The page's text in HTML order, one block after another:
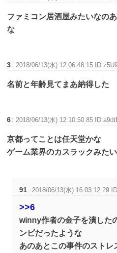
ファミコン居酒屋みたいなの
な
3 :2018/06/13(水) 12:06:48.15
名前と年齢見てまあ納得した
6 :2018/06/13(水) 12:10:50.85
京都ってことは任天堂かな
ゲーム業界のカスラックみた
91 :2018/06/13(水) 16:03:12.29
>>6
winny作者の金子を潰した
ンビだったような
あのあとこの事件のスト